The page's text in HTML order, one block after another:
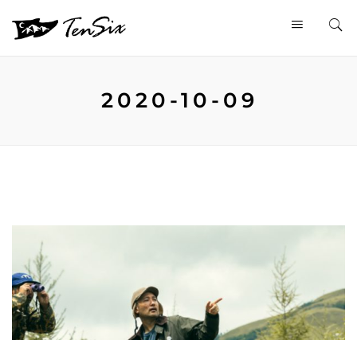
2020-10-09